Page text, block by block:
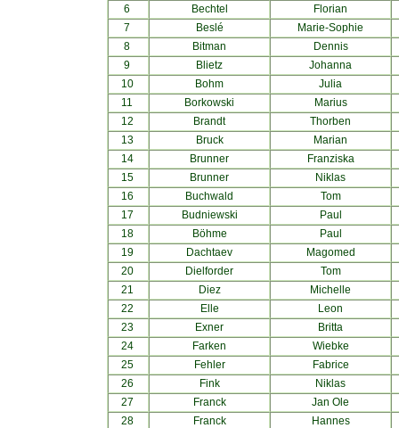
6
Bechtel
Florian
7
Beslé
Marie-Sophie
8
Bitman
Dennis
9
Blietz
Johanna
10
Bohm
Julia
11
Borkowski
Marius
12
Brandt
Thorben
13
Bruck
Marian
14
Brunner
Franziska
15
Brunner
Niklas
16
Buchwald
Tom
17
Budniewski
Paul
18
Böhme
Paul
19
Dachtaev
Magomed
20
Dielforder
Tom
21
Diez
Michelle
22
Elle
Leon
23
Exner
Britta
24
Farken
Wiebke
25
Fehler
Fabrice
26
Fink
Niklas
27
Franck
Jan Ole
28
Franck
Hannes